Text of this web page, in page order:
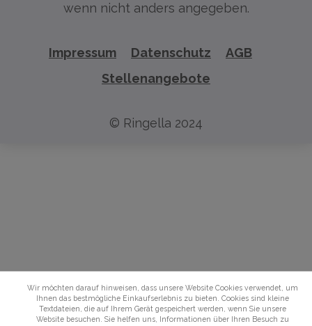
wenn nicht anders angegeben.
Impressum Datenschutz
AGB
Stellenangebote
© Ringella 2024
Wir möchten darauf hinweisen, dass unsere Website Cookies verwendet, um
Ihnen das bestmögliche Einkaufserlebnis zu bieten. Cookies sind kleine
Textdateien, die auf Ihrem Gerät gespeichert werden, wenn Sie unsere
Website besuchen. Sie helfen uns, Informationen über Ihren Besuch zu